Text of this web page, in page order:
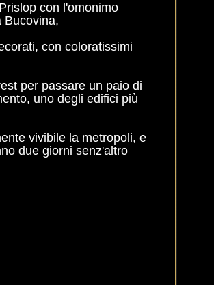
con l'omonimo
Bucovina,
con coloratissimi
per passare un paio di
uno degli edifici più
vivibile la metropoli, e
due giorni senz'altro